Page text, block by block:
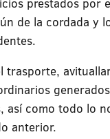
de la cordada y
trasporte,
así como todo lo
anterior.